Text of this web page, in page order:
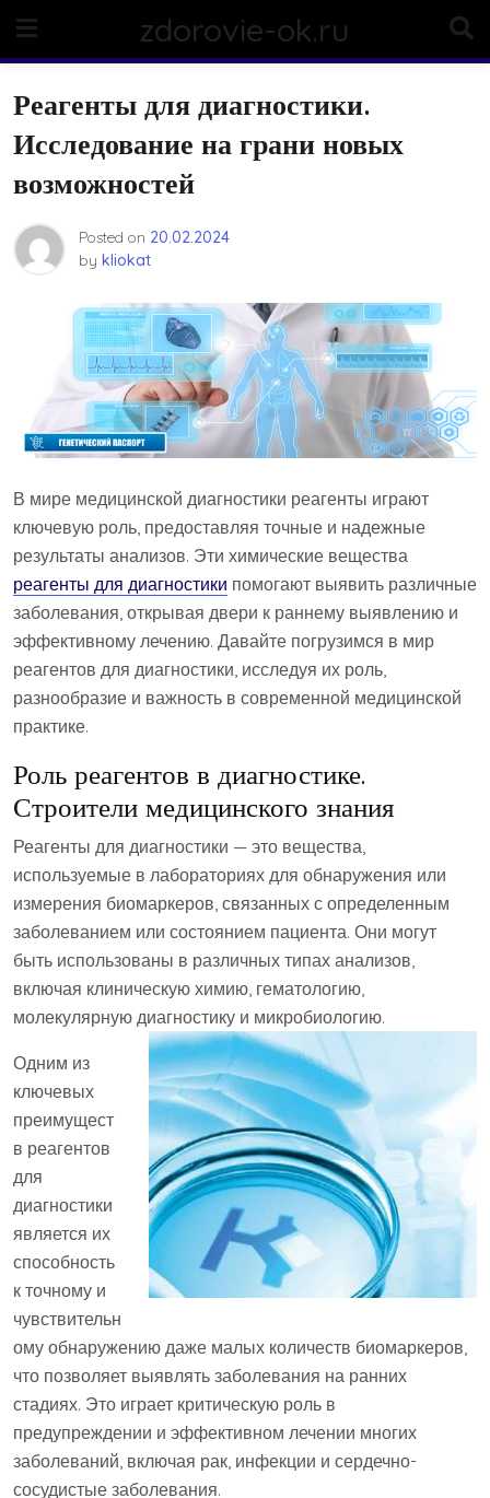
content
zdorovie-ok.ru
Реагенты для диагностики.
Исследование на грани новых
возможностей
Posted on 20.02.2024
by kliokat
В мире медицинской диагностики реагенты играют
ключевую роль, предоставляя точные и надежные
результаты анализов. Эти химические вещества
реагенты для диагностики помогают выявить различные
заболевания, открывая двери к раннему выявлению и
эффективному лечению. Давайте погрузимся в мир
реагентов для диагностики, исследуя их роль,
разнообразие и важность в современной медицинской
практике.
Роль реагентов в диагностике.
Строители медицинского знания
Реагенты для диагностики — это вещества,
используемые в лабораториях для обнаружения или
измерения биомаркеров, связанных с определенным
заболеванием или состоянием пациента. Они могут
быть использованы в различных типах анализов,
включая клиническую химию, гематологию,
молекулярную диагностику и микробиологию.
Одним из
ключевых
преимущест
в реагентов
для
диагностики
является их
способность
к точному и
чувствительн
ому обнаружению даже малых количеств биомаркеров,
что позволяет выявлять заболевания на ранних
стадиях. Это играет критическую роль в
предупреждении и эффективном лечении многих
заболеваний, включая рак, инфекции и сердечно-
сосудистые заболевания.